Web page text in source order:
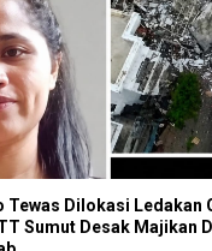
Tewas Dilokasi Ledakan
Sumut Desak Majikan